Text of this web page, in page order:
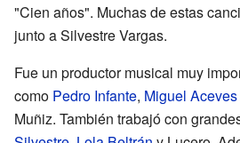
"Cien años". Muchas de estas
junto a Silvestre Vargas.
Fue un productor musical muy
como Pedro Infante, Miguel
Muñiz. También trabajó con